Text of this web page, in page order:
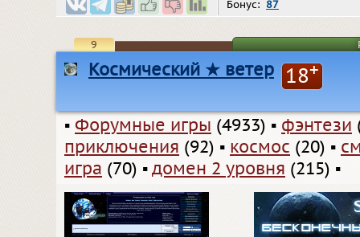
Бонус: 87
9
Космический ★ ветер 18+
▪ Форумные игры (4933) ▪ фэнтези
приключения (92) ▪ космос (20) ▪
игра (70) ▪ домен 2 уровня (215) ▪